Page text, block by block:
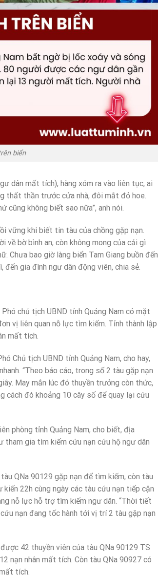
biển
dân mất tích), hàng xóm ra vào liên tục, ai
thất thần trước cửa nhà, đôi mắt đỏ hoe.
cũng không biết sao nữa”, anh nói.
vững khi biết tin tàu của chồng gặp nạn.
về bờ bình an, còn không mong của cải gì
Chưa bao giờ làng biển Tam Giang buồn đến
gia đình ngư dân động viên, chia sẻ.
chủ tịch UBND tỉnh Quảng Nam có mặt
vị liên quan nỗ lực tìm kiếm. Tỉnh thành lập
mất tích.
Chủ tịch UBND tỉnh Quảng Nam, cho hay,
“Theo báo cáo, trong số 2 tàu gặp nạn
May mắn lúc đó thuyền trưởng còn thức,
cách đó khoảng 10 cây số để quay lại cứu
phòng tỉnh Quảng Nam, cho biết, địa
tham gia tìm kiếm cứu nạn cứu hộ ngư dân
QNa 90129 gặp nạn để tìm kiếm, còn tàu
22h cùng ngày các tàu cứu nạn tiếp cận
nỗ lực hỗ trợ tìm kiếm ngư dân. “Thời tiết
nạn đang tốc hành tới vị trí 2 tàu gặp nạn
42 thuyền viên của tàu QNa 90129 TS
nạn nhân mất tích. Còn tàu QNa 90927 có
tích.